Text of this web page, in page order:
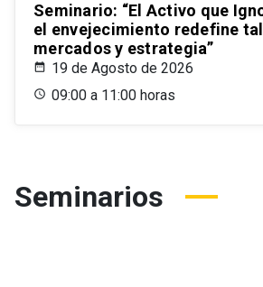
Seminario: “El Activo que
el envejecimiento redefine
mercados y estrategia”
19 de Agosto de 2026
09:00 a 11:00 horas
Seminarios